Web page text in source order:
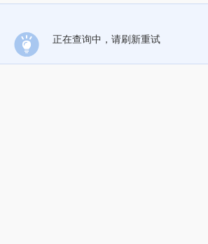
正在查询中，请刷新重试